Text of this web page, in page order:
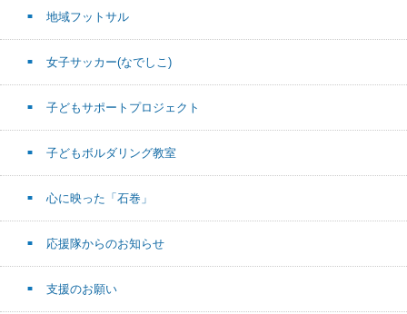
地域フットサル
女子サッカー(なでしこ)
子どもサポートプロジェクト
子どもボルダリング教室
心に映った「石巻」
応援隊からのお知らせ
支援のお願い